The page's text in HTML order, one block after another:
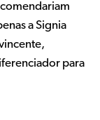
a Signia
para